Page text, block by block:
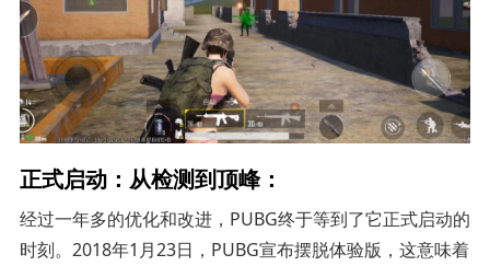
正式启动：从检测到顶峰：
经过一年多的优化和改进，PUBG终于等到了它正式启动的
时刻。2018年1月23日，PUBG宣布摆脱体验版，这意味着